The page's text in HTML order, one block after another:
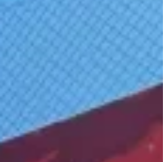
difícil.